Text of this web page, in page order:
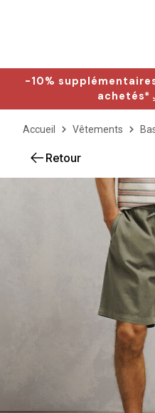
-10%
achetés*
Accueil Vêtements
Retour